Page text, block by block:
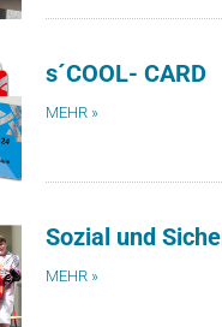
s´COOL- CARD
MEHR »
Sozial und
MEHR »